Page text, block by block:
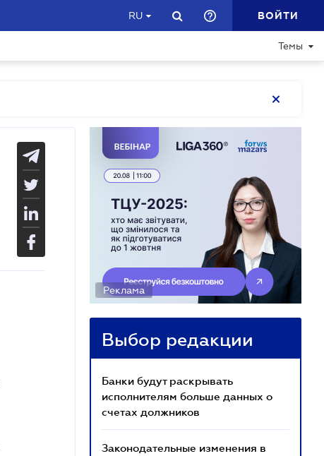
RU ВОЙТИ
Темы
Реклама
Выбор редакции
Банки будут раскрывать
исполнителям больше данных о
счетах должников
Законодательные изменения в